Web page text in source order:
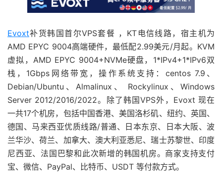
Evoxt补货韩国首尔VPS套餐 ，KT电信线路，宿主机为
AMD EPYC 9004高端硬件，最低配2.99美元/月起。KVM
虚拟，AMD EPYC 9004+NVMe硬盘，1*IPv4+1*IPv6双
栈，1Gbps网络带宽，操作系统支持：centos 7.9、
Debian/Ubuntu、Almalinux、 Rockylinux、Windows
Server 2012/2016/2022。除了韩国VPS外，Evoxt 现在
一共17个机房，包括中国香港、美国洛杉矶、纽约、英国、
德国、马来西亚优质线路/普通、日本东京、日本大阪、波
兰华沙、荷兰、加拿大、澳大利亚悉尼、瑞士苏黎世、印度
尼西亚、法国巴黎和此次新增的韩国机房。商家支持支付
宝、微信、PayPal、比特币、USDT 等付款方式。